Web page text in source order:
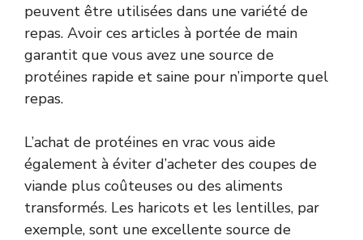
peuvent être utilisées dans une variété de
repas. Avoir ces articles à portée de main
garantit que vous avez une source de
protéines rapide et saine pour n’importe quel
repas.
L’achat de protéines en vrac vous aide
également à éviter d’acheter des coupes de
viande plus coûteuses ou des aliments
transformés. Les haricots et les lentilles, par
exemple, sont une excellente source de